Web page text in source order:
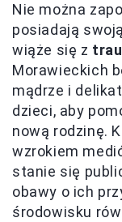
Nie można
posiadają
wiąże się z
Morawieckich
mądrze i
dzieci, aby
nową rodzinę.
wzrokiem
stanie się
obawy o ich
środowisku